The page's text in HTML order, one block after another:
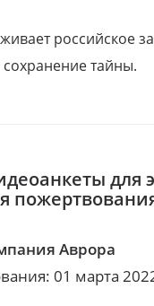
российское
тайны.
для
Аврора
01 марта